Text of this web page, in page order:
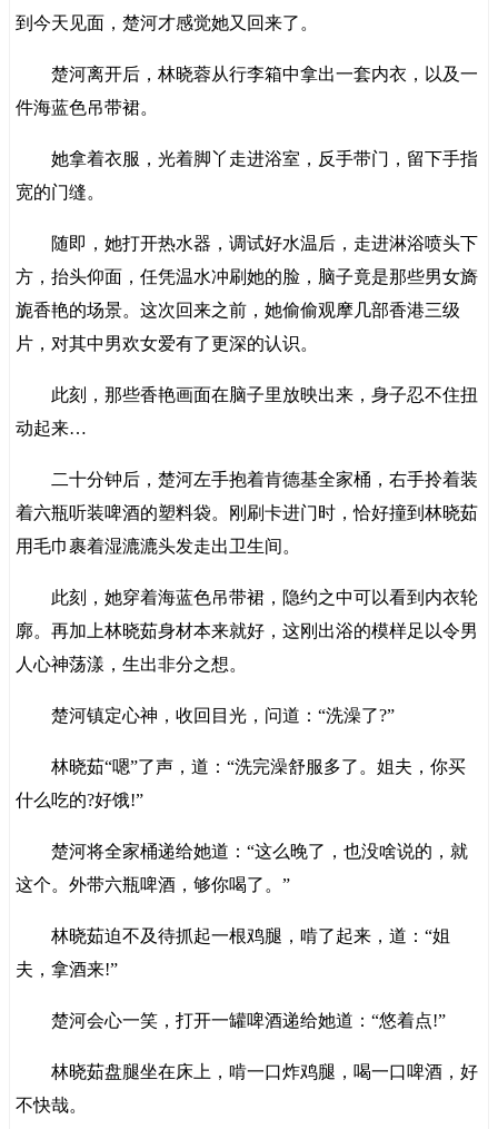
到今天见面，楚河才感觉她又回来了。
楚河离开后，林晓蓉从行李箱中拿出一套内衣，以及一
件海蓝色吊带裙。
她拿着衣服，光着脚丫走进浴室，反手带门，留下手指
宽的门缝。
随即，她打开热水器，调试好水温后，走进淋浴喷头下
方，抬头仰面，任凭温水冲刷她的脸，脑子竟是那些男女旖
旎香艳的场景。这次回来之前，她偷偷观摩几部香港三级
片，对其中男欢女爱有了更深的认识。
此刻，那些香艳画面在脑子里放映出来，身子忍不住扭
动起来…
二十分钟后，楚河左手抱着肯德基全家桶，右手拎着装
着六瓶听装啤酒的塑料袋。刚刷卡进门时，恰好撞到林晓茹
用毛巾裹着湿漉漉头发走出卫生间。
此刻，她穿着海蓝色吊带裙，隐约之中可以看到内衣轮
廓。再加上林晓茹身材本来就好，这刚出浴的模样足以令男
人心神荡漾，生出非分之想。
楚河镇定心神，收回目光，问道：“洗澡了?”
林晓茹“嗯”了声，道：“洗完澡舒服多了。姐夫，你买
什么吃的?好饿!”
楚河将全家桶递给她道：“这么晚了，也没啥说的，就
这个。外带六瓶啤酒，够你喝了。”
林晓茹迫不及待抓起一根鸡腿，啃了起来，道：“姐
夫，拿酒来!”
楚河会心一笑，打开一罐啤酒递给她道：“悠着点!”
林晓茹盘腿坐在床上，啃一口炸鸡腿，喝一口啤酒，好
不快哉。